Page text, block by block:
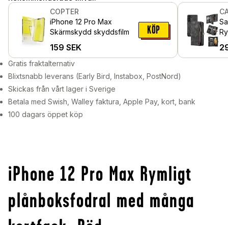
COPTER
iPhone 12 Pro Max
Skärmskydd skyddsfilm
159 SEK
KÖP
Gratis fraktalternativ
Blixtsnabb leverans (Early Bird, Instabox, PostNord)
Skickas från vårt lager i Sverige
Betala med Swish, Walley faktura, Apple Pay, kort, bank
100 dagars öppet köp
iPhone 12 Pro Max Rymligt
plånboksfodral med många